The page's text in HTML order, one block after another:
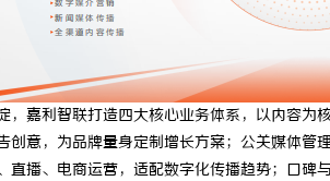
嘉利智联打造四大核心业务体系，以内容为
创意，为品牌量身定制增长方案；公关媒体
直播、电商运营，适配数字化传播趋势；口